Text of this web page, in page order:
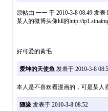
原帖由 一一 于 2010-3-8 08:49 发表
某人的微博头像hll的http://
好可爱的黄毛
爱坤的天使鱼发表于 2010-3-8
本人是不喜欢看漫画的，可是某人
随缘发表于 2010-3-8 08:52